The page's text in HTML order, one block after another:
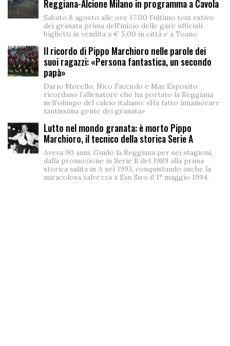
Reggiana-Alcione Milano in programma a Cavola
Sabato 8 agosto alle ore 17:00 l'ultimo test estivo
dei granata prima dell'inizio delle gare ufficiali:
biglietti in vendita a € 5,00 in città e a Toano
Il ricordo di Pippo Marchioro nelle parole dei
suoi ragazzi: «Persona fantastica, un secondo
papà»
Dario Morello, Nico Facciolo e Max Esposito
ricordano l’allenatore che ha portato la Reggiana
nell’olimpo del calcio italiano: «Ha fatto innamorare
tantissima gente dei granata»
Lutto nel mondo granata: è morto Pippo
Marchioro, il tecnico della storica Serie A
Aveva 90 anni. Guidò la Reggiana per sei stagioni,
dalla promozione in Serie B del 1989 alla prima
storica salita in A nel 1993, conquistando anche la
miracolosa salvezza a San Siro il 1° maggio 1994.